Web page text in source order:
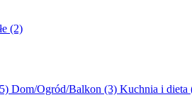
(2)
Dom/Ogród/Balkon (3) Kuchnia i dieta